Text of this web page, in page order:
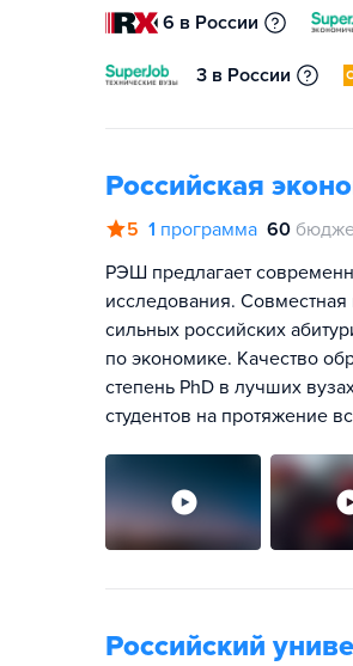
6 в России
3 в России
Российская
5 1 программа 60
РЭШ предлагает
исследования.
сильных российских
по экономике. Качество
степень PhD в лучших
студентов на протяжение
Российский